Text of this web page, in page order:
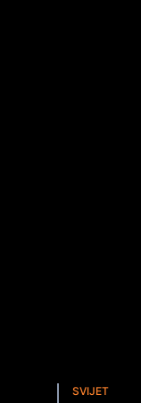
SVIJET